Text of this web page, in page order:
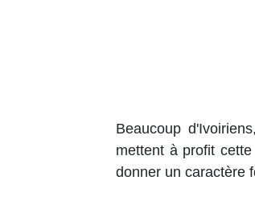
Beaucoup
mettent à profit
donner un caractère